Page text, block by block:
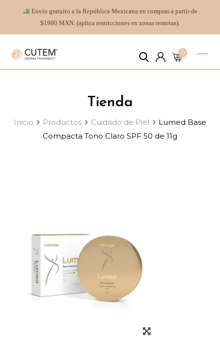
Envío gratuito a la República Mexicana en compras a partir de
$1900 MXN. (aplica restricciones en zonas remotas).
0
Tienda
Inicio Productos Cuidado de Piel
Lumed Base
Compacta Tono Claro SPF 50 de 11g